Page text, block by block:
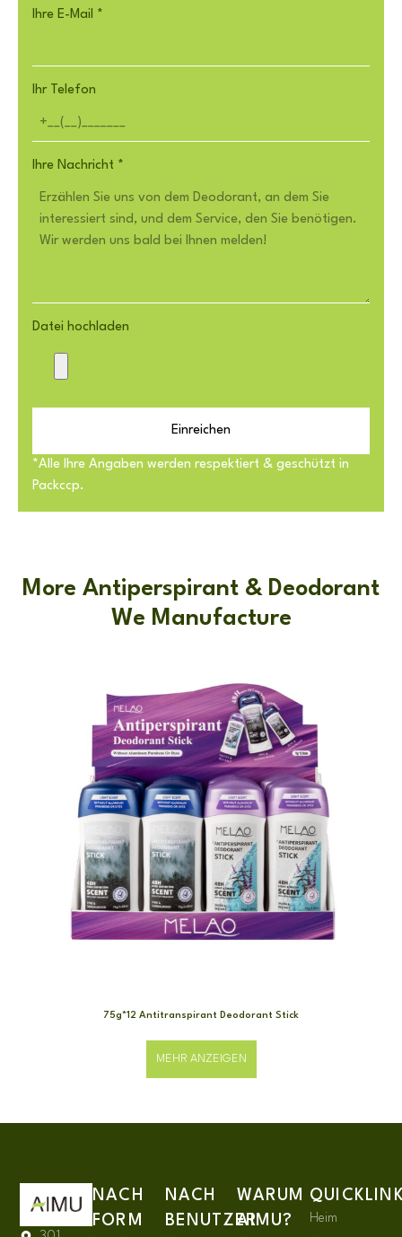
Ihre E-Mail *
Ihr Telefon
Ihre Nachricht *
Datei hochladen
Einreichen
*Alle Ihre Angaben werden respektiert & geschützt in
Packccp.
More Antiperspirant & Deodorant
We Manufacture
75g*12 Antitranspirant Deodorant Stick
MEHR ANZEIGEN
NACH
FORM
NACH
BENUTZER
WARUM
AIMU?
Heim